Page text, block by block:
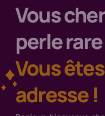
Vous
perle rare
Vous
adresse !